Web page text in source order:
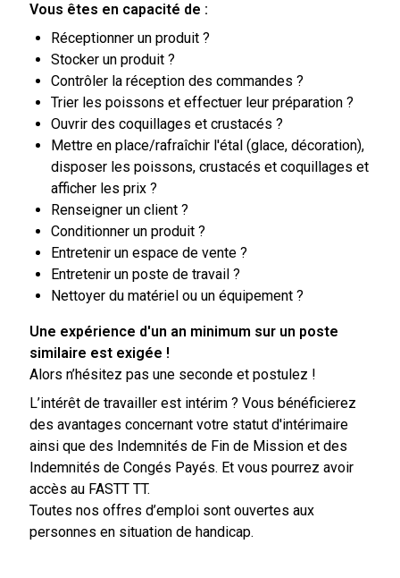
Vous êtes en capacité de :
Réceptionner un produit ?
Stocker un produit ?
Contrôler la réception des commandes ?
Trier les poissons et effectuer leur préparation ?
Ouvrir des coquillages et crustacés ?
Mettre en place/rafraîchir l'étal (glace, décoration),
disposer les poissons, crustacés et coquillages et
afficher les prix ?
Renseigner un client ?
Conditionner un produit ?
Entretenir un espace de vente ?
Entretenir un poste de travail ?
Nettoyer du matériel ou un équipement ?
Une expérience d'un an minimum sur un poste
similaire est exigée !
Alors n’hésitez pas une seconde et postulez !
L’intérêt de travailler est intérim ? Vous bénéficierez
des avantages concernant votre statut d'intérimaire
ainsi que des Indemnités de Fin de Mission et des
Indemnités de Congés Payés. Et vous pourrez avoir
accès au FASTT TT.
Toutes nos offres d’emploi sont ouvertes aux
personnes en situation de handicap.